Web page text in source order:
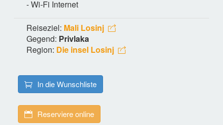
- Wi-Fi Internet
Reiseziel: Mali Losinj
Gegend: Privlaka
Region: Die insel Losinj
In die Wunschliste
Reserviere online